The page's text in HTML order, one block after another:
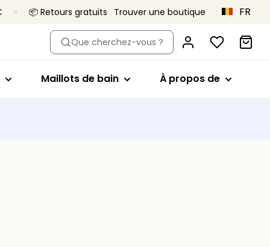
📦 Retours gratuits Trouver une boutique FR
Que cherchez-vous ?
Acheter par modèle
Emboîtant
Soutien-gorge minimiseur
modèle
hauteMaillots de bain
Acheter par modèle
Hauts de bikini
Maillots 1 pièce
À propos de
À propos de
Primadonna x
C’est ça,